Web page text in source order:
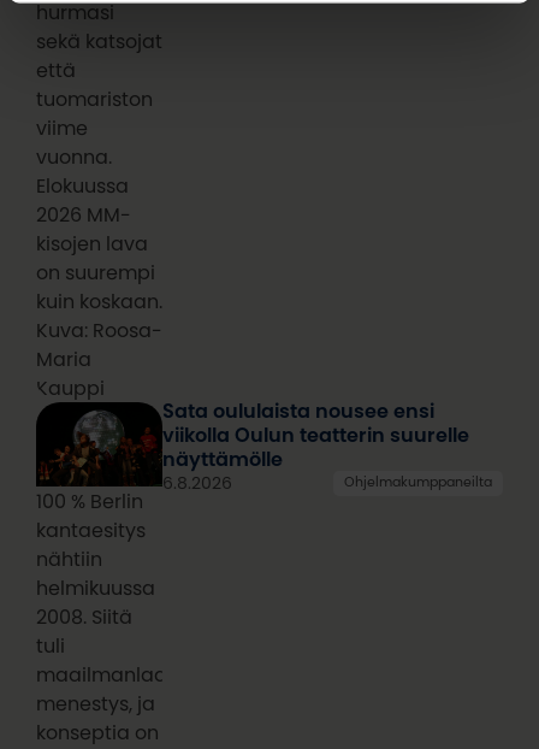
hurmasi
sekä katsojat
että
tuomariston
viime
vuonna.
Elokuussa
2026 MM-
kisojen lava
on suurempi
kuin koskaan.
Kuva: Roosa-
Maria
Kauppi
100 % Berlin
kantaesitys
nähtiin
helmikuussa
2008. Siitä
tuli
maailmanlaajuinen
menestys, ja
konseptia on
Sata oululaista nousee ensi
viikolla Oulun teatterin suurelle
näyttämölle
6.8.2026 Ohjelmakumppaneilta